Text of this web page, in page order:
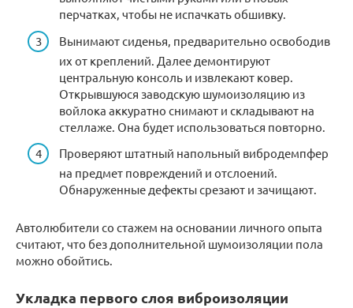
перчатках, чтобы не испачкать обшивку.
Вынимают сиденья, предварительно освободив
их от креплений. Далее демонтируют
центральную консоль и извлекают ковер.
Открывшуюся заводскую шумоизоляцию из
войлока аккуратно снимают и складывают на
стеллаже. Она будет использоваться повторно.
Проверяют штатный напольный вибродемпфер
на предмет повреждений и отслоений.
Обнаруженные дефекты срезают и зачищают.
Автолюбители со стажем на основании личного опыта
считают, что без дополнительной шумоизоляции пола
можно обойтись.
Укладка первого слоя виброизоляции